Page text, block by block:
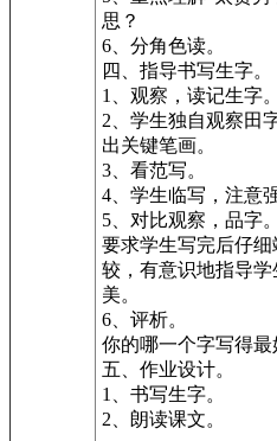
思？
6、分角色读。
四、指导书写生字。
1、观察，读记生字。
2、学生独自观察田
出关键笔画。
3、看范写。
4、学生临写，注意
5、对比观察，品字。
要求学生写完后仔
较，有意识地指导
美。
6、评析。
你的哪一个字写得最
五、作业设计。
1、书写生字。
2、朗读课文。